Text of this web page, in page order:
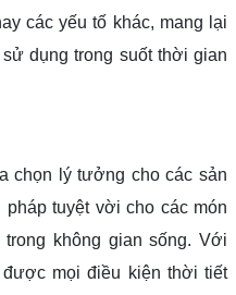
các yếu tố khác, mang lại
dụng trong suốt thời gian
chọn lý tưởng cho các sản
tuyệt vời cho các món
không gian sống. Với
mọi điều kiện thời tiết